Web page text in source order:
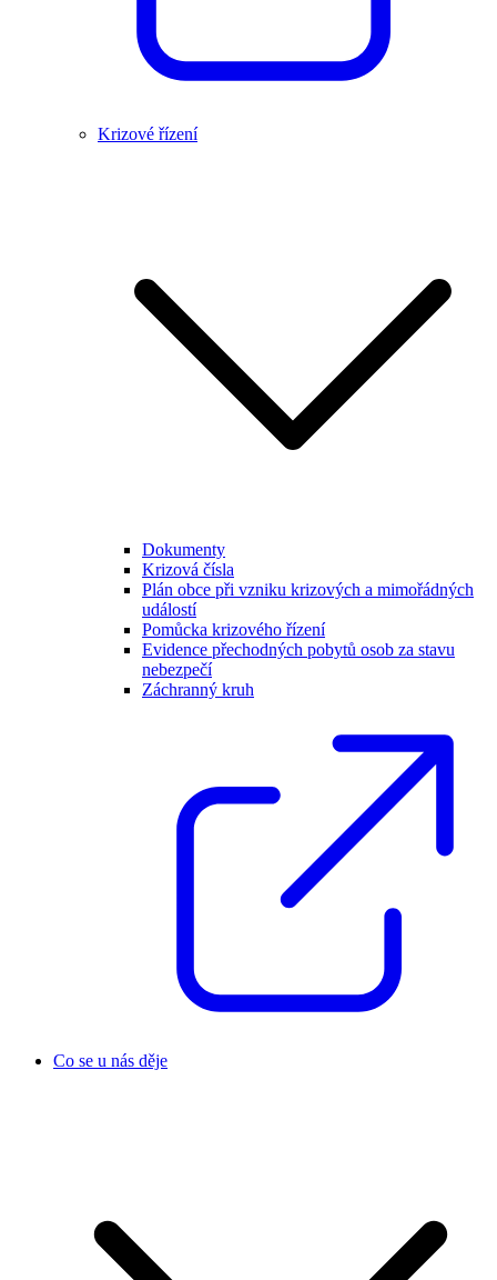
Krizové řízení
Dokumenty
Krizová čísla
Plán obce při vzniku krizových a mimořádných
událostí
Pomůcka krizového řízení
Evidence přechodných pobytů osob za stavu
nebezpečí
Záchranný kruh
Co se u nás děje